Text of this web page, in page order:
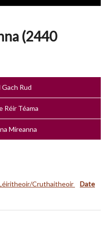
(2440
Rud
Réir Téama
Míreanna
Cruthaitheoir
Date